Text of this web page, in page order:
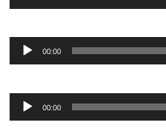
Player
Audio-
Player
00:00
Audio-
Player
00:00